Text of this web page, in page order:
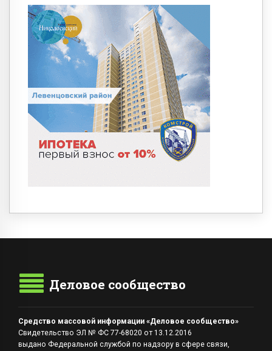
Деловое сообщество
Средство массовой информации «Деловое сообщество»
Свидетельство ЭЛ № ФС 77-68020 от 13.12.2016
выдано Федеральной службой по надзору в сфере связи,